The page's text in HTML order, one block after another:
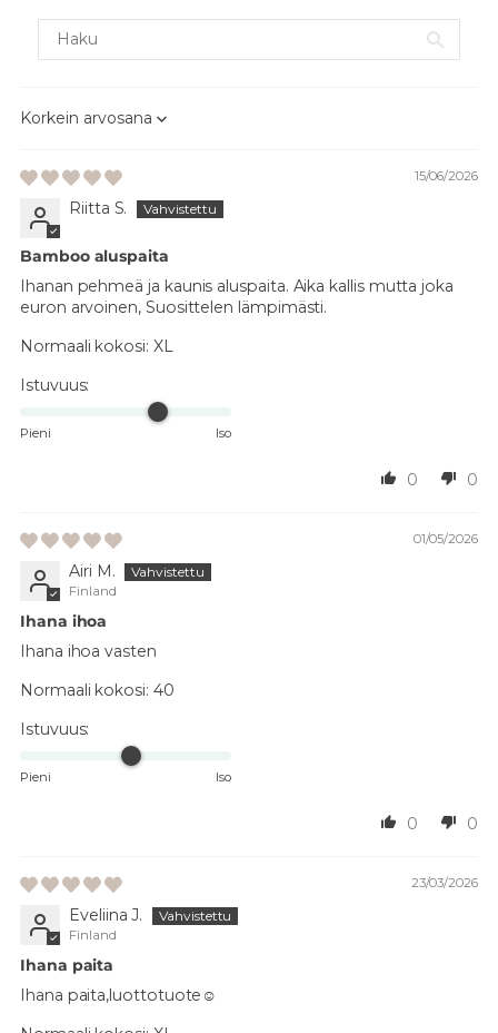
Sort by
15/06/2026
Riitta S.
Bamboo aluspaita
Ihanan pehmeä ja kaunis aluspaita. Aika kallis mutta joka
euron arvoinen, Suosittelen lämpimästi.
Normaali kokosi: XL
Istuvuus:
Pieni Iso
0 0
01/05/2026
Airi M.
Finland
Ihana ihoa
Ihana ihoa vasten
Normaali kokosi: 40
Istuvuus:
Pieni Iso
0 0
23/03/2026
Eveliina J.
Finland
Ihana paita
Ihana paita,luottotuote☺️